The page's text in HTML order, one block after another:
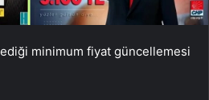
minimum fiyat güncellemesi